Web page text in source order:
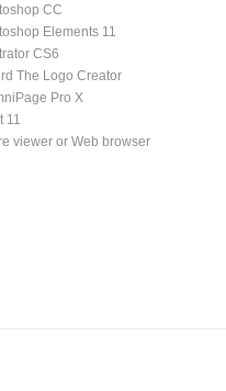
CC
Elements 11
CS6
The Logo Creator
Pro X
11
viewer or Web browser